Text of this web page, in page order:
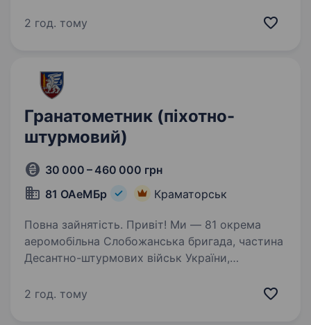
Бригада шукає фахівців в батальйони та інші
2 год. тому
Гранатометник (піхотно-
штурмовий)
30 000 – 460 000 грн
81 ОАеМБр
Краматорськ
Повна зайнятість. Привіт! Ми — 81 окрема
аеромобільна Слобожанська бригада, частина
Десантно-штурмових військ України,
що боронили Донецький аеропорт. Якщо
2 год. тому